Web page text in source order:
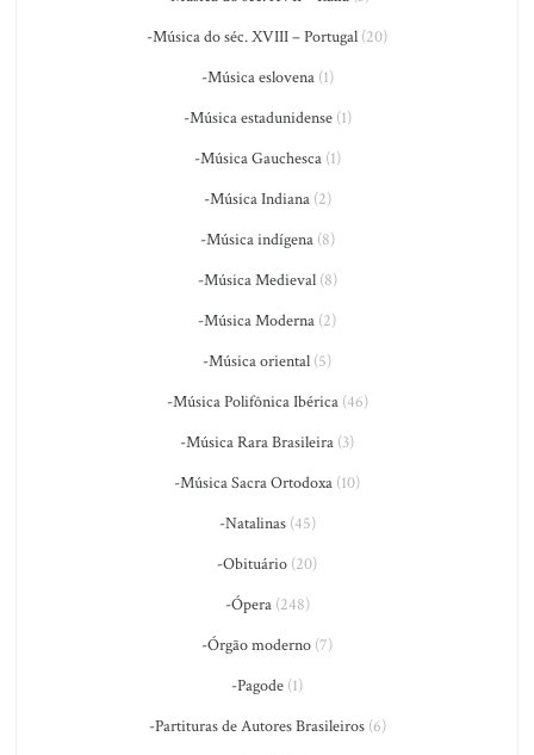
-Música do séc. XVIII – Portugal (20)
-Música eslovena(1)
-Música estadunidense(1)
-Música Gauchesca(1)
-Música Indiana(2)
-Música indígena(8)
-Música Medieval(8)
-Música Moderna (2)
-Música oriental (5)
-Música Polifônica Ibérica(46)
-Música Rara Brasileira (3)
-Música Sacra Ortodoxa (10)
-Natalinas(45)
-Obituário (20)
-Ópera(248)
-Órgão moderno (7)
-Pagode (1)
-Partituras de Autores Brasileiros(6)